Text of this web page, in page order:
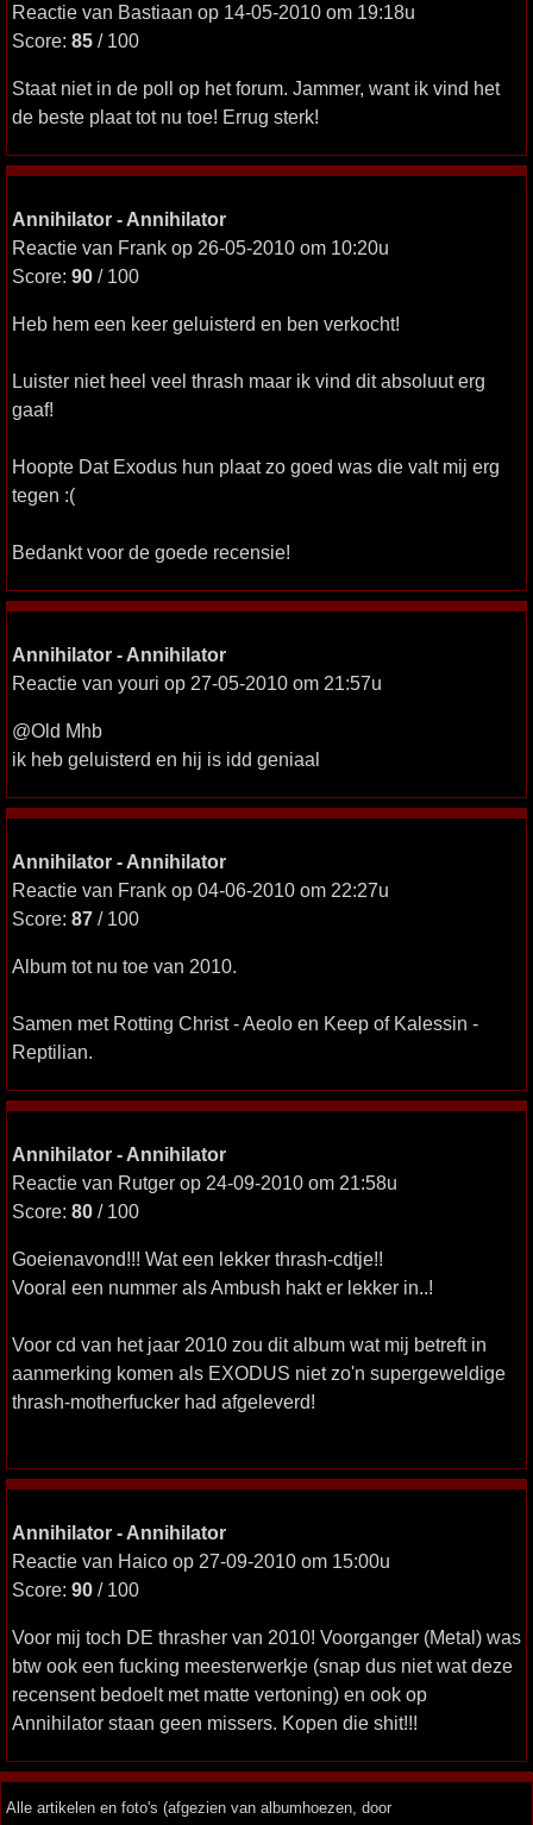
Reactie van Bastiaan op 14-05-2010 om 19:18u
Score: 85 / 100
Staat niet in de poll op het forum. Jammer, want ik vind het
de beste plaat tot nu toe! Errug sterk!
Annihilator - Annihilator
Reactie van Frank op 26-05-2010 om 10:20u
Score: 90 / 100
Heb hem een keer geluisterd en ben verkocht!
Luister niet heel veel thrash maar ik vind dit absoluut erg
gaaf!
Hoopte Dat Exodus hun plaat zo goed was die valt mij erg
tegen :(
Bedankt voor de goede recensie!
Annihilator - Annihilator
Reactie van youri op 27-05-2010 om 21:57u
@Old Mhb
ik heb geluisterd en hij is idd geniaal
Annihilator - Annihilator
Reactie van Frank op 04-06-2010 om 22:27u
Score: 87 / 100
Album tot nu toe van 2010.
Samen met Rotting Christ - Aeolo en Keep of Kalessin -
Reptilian.
Annihilator - Annihilator
Reactie van Rutger op 24-09-2010 om 21:58u
Score: 80 / 100
Goeienavond!!! Wat een lekker thrash-cdtje!!
Vooral een nummer als Ambush hakt er lekker in..!
Voor cd van het jaar 2010 zou dit album wat mij betreft in
aanmerking komen als EXODUS niet zo'n supergeweldige
thrash-motherfucker had afgeleverd!
Annihilator - Annihilator
Reactie van Haico op 27-09-2010 om 15:00u
Score: 90 / 100
Voor mij toch DE thrasher van 2010! Voorganger (Metal) was
btw ook een fucking meesterwerkje (snap dus niet wat deze
recensent bedoelt met matte vertoning) en ook op
Annihilator staan geen missers. Kopen die shit!!!
Alle artikelen en foto's (afgezien van albumhoezen, door